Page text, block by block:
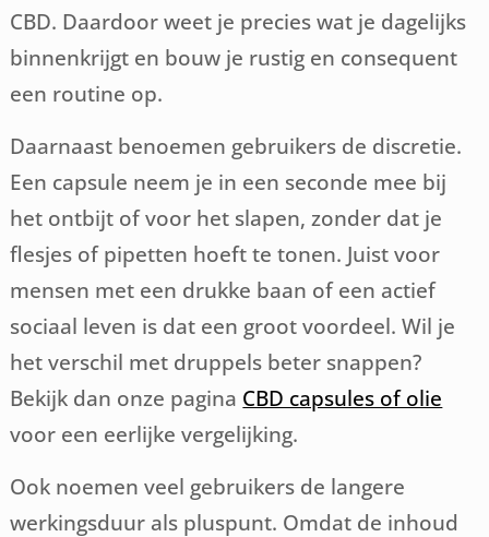
CBD. Daardoor weet je precies wat je dagelijks
binnenkrijgt en bouw je rustig en consequent
een routine op.
Daarnaast benoemen gebruikers de discretie.
Een capsule neem je in een seconde mee bij
het ontbijt of voor het slapen, zonder dat je
flesjes of pipetten hoeft te tonen. Juist voor
mensen met een drukke baan of een actief
sociaal leven is dat een groot voordeel. Wil je
het verschil met druppels beter snappen?
Bekijk dan onze pagina CBD capsules of olie
voor een eerlijke vergelijking.
Ook noemen veel gebruikers de langere
werkingsduur als pluspunt. Omdat de inhoud